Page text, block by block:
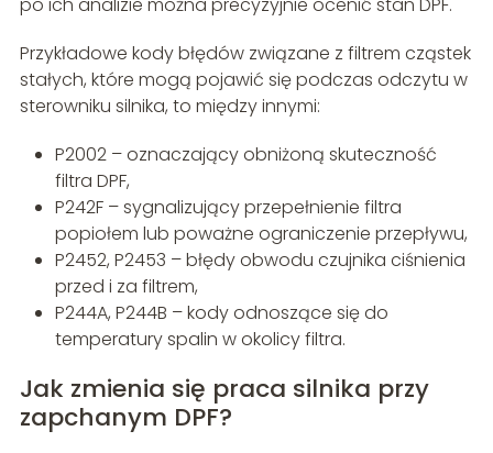
po ich analizie można precyzyjnie ocenić stan DPF.
Przykładowe kody błędów związane z filtrem cząstek
stałych, które mogą pojawić się podczas odczytu w
sterowniku silnika, to między innymi:
P2002 – oznaczający obniżoną skuteczność
filtra DPF,
P242F – sygnalizujący przepełnienie filtra
popiołem lub poważne ograniczenie przepływu,
P2452, P2453 – błędy obwodu czujnika ciśnienia
przed i za filtrem,
P244A, P244B – kody odnoszące się do
temperatury spalin w okolicy filtra.
Jak zmienia się praca silnika przy
zapchanym DPF?